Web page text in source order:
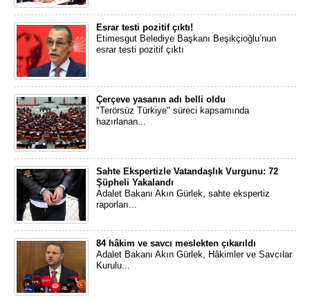
Esrar testi pozitif çıktı!
Etimesgut Belediye Başkanı Beşikçioğlu’nun
esrar testi pozitif çıktı
Çerçeve yasanın adı belli oldu
"Terörsüz Türkiye" süreci kapsamında
hazırlanan...
Sahte Ekspertizle Vatandaşlık Vurgunu: 72
Şüpheli Yakalandı
Adalet Bakanı Akın Gürlek, sahte ekspertiz
raporları...
84 hâkim ve savcı meslekten çıkarıldı
Adalet Bakanı Akın Gürlek, Hâkimler ve Savcılar
Kurulu...